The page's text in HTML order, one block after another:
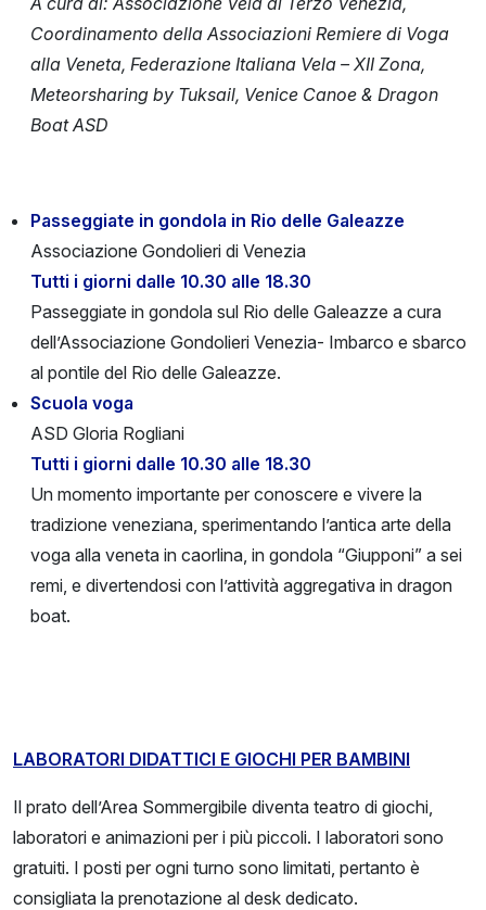
Coordinamento della Associazioni Remiere di Voga
alla Veneta, Federazione Italiana Vela – XII Zona,
Meteorsharing by Tuksail, Venice Canoe & Dragon
Boat ASD
Passeggiate in gondola in Rio delle Galeazze
Associazione Gondolieri di Venezia
Tutti i giorni dalle 10.30 alle 18.30
Passeggiate in gondola sul Rio delle Galeazze a cura
dell’Associazione Gondolieri Venezia- Imbarco e sbarco
al pontile del Rio delle Galeazze.
Scuola voga
ASD Gloria Rogliani
Tutti i giorni dalle 10.30 alle 18.30
Un momento importante per conoscere e vivere la
tradizione veneziana, sperimentando l’antica arte della
voga alla veneta in caorlina, in gondola “Giupponi” a sei
remi, e divertendosi con l’attività aggregativa in dragon
boat.
LABORATORI DIDATTICI E GIOCHI PER BAMBINI
Il prato dell’Area Sommergibile diventa teatro di giochi,
laboratori e animazioni per i più piccoli. I laboratori sono
gratuiti. I posti per ogni turno sono limitati, pertanto è
consigliata la prenotazione al desk dedicato.